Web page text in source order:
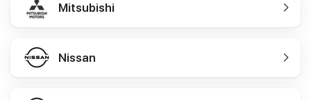
Mitsubishi
Nissan